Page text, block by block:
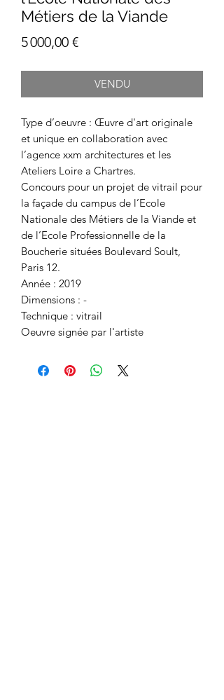
Métiers de la Viande
5 000,00 €Prix
VENDU
Type d’oeuvre : Œuvre d'art originale
et unique en collaboration avec
l’agence xxm architectures et les
Ateliers Loire a Chartres.
Concours pour un projet de vitrail pour
la façade du campus de l’Ecole
Nationale des Métiers de la Viande et
de l’Ecole Professionnelle de la
Boucherie situées Boulevard Soult,
Paris 12.
Année : 2019
Dimensions : -
Technique : vitrail
Oeuvre signée par l'artiste